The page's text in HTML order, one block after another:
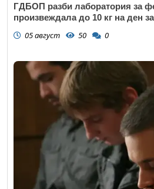
ГДБОП разби лаборатория за
произвеждала до 10 кг на ден
05 август 50 0